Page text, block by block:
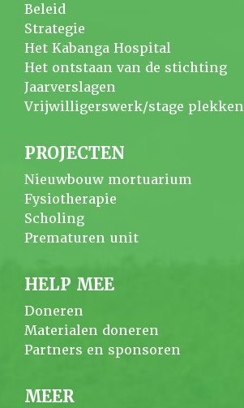
Beleid
Strategie
Het Kabanga Hospital
Het ontstaan van de stichting
Jaarverslagen
Vrijwilligerswerk/stage plekken
PROJECTEN
Nieuwbouw mortuarium
Fysiotherapie
Scholing
Prematuren unit
HELP MEE
Doneren
Materialen doneren
Partners en sponsoren
MEER